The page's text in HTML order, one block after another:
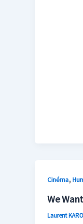
Cinéma,
We
Laurent